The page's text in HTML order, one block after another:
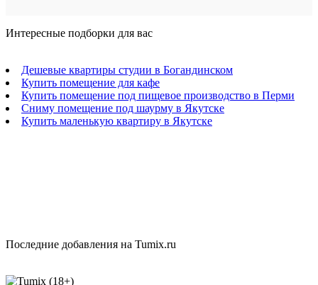
Интересные подборки для вас
Дешевые квартиры студии в Богандинском
Купить помещение для кафе
Купить помещение под пищевое производство в Перми
Сниму помещение под шаурму в Якутске
Купить маленькую квартиру в Якутске
Последние добавления на Tumix.ru